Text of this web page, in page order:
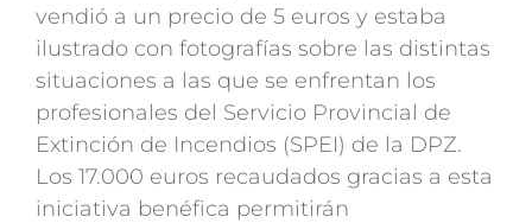
vendió a un precio de 5 euros y estaba
ilustrado con fotografías sobre las distintas
situaciones a las que se enfrentan los
profesionales del Servicio Provincial de
Extinción de Incendios (SPEI) de la DPZ.
Los 17.000 euros recaudados gracias a esta
iniciativa benéfica permitirán